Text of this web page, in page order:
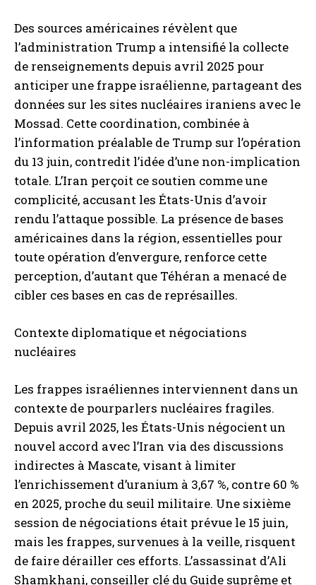
Des sources américaines révèlent que
l’administration Trump a intensifié la collecte
de renseignements depuis avril 2025 pour
anticiper une frappe israélienne, partageant des
données sur les sites nucléaires iraniens avec le
Mossad. Cette coordination, combinée à
l’information préalable de Trump sur l’opération
du 13 juin, contredit l’idée d’une non-implication
totale. L’Iran perçoit ce soutien comme une
complicité, accusant les États-Unis d’avoir
rendu l’attaque possible. La présence de bases
américaines dans la région, essentielles pour
toute opération d’envergure, renforce cette
perception, d’autant que Téhéran a menacé de
cibler ces bases en cas de représailles.
Contexte diplomatique et négociations
nucléaires
Les frappes israéliennes interviennent dans un
contexte de pourparlers nucléaires fragiles.
Depuis avril 2025, les États-Unis négocient un
nouvel accord avec l’Iran via des discussions
indirectes à Mascate, visant à limiter
l’enrichissement d’uranium à 3,67 %, contre 60 %
en 2025, proche du seuil militaire. Une sixième
session de négociations était prévue le 15 juin,
mais les frappes, survenues à la veille, risquent
de faire dérailler ces efforts. L’assassinat d’Ali
Shamkhani, conseiller clé du Guide suprême et